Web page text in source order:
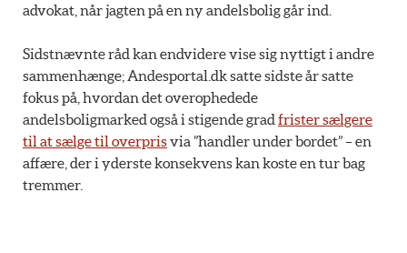
advokat, når jagten på en ny andelsbolig går ind.
Sidstnævnte råd kan endvidere vise sig nyttigt i andre
sammenhænge; Andesportal.dk satte sidste år satte
fokus på, hvordan det overophedede
andelsboligmarked også i stigende grad frister sælgere
til at sælge til overprisvia ”handler under bordet” – en
affære, der i yderste konsekvens kan koste en tur bag
tremmer.